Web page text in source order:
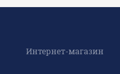
Интернет-магазин